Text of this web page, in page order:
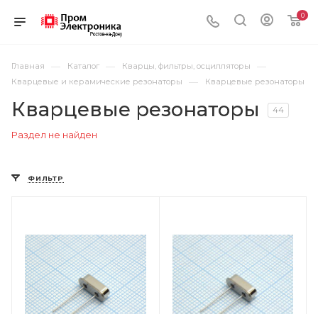
0
Главная — Каталог — Кварцы, фильтры, осцилляторы —
Кварцевые и керамические резонаторы — Кварцевые резонаторы
Кварцевые резонаторы 44
Раздел не найден
ФИЛЬТР